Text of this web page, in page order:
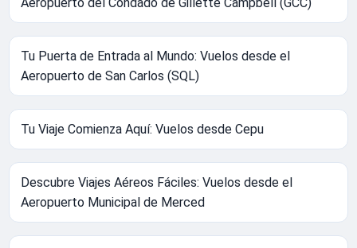
Aeropuerto del Condado de Gillette Campbell (GCC)
Tu Puerta de Entrada al Mundo: Vuelos desde el
Aeropuerto de San Carlos (SQL)
Tu Viaje Comienza Aquí: Vuelos desde Cepu
Descubre Viajes Aéreos Fáciles: Vuelos desde el
Aeropuerto Municipal de Merced